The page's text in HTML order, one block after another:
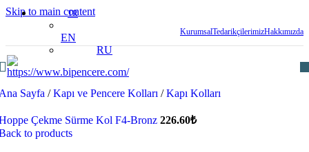
Skip to main content
TR
EN
RU
KurumsalTedarikçilerimizHakkımızda
Sayfa / Kapı ve Pencere Kolları / Kapı Kolları
Çekme Sürme Kol F4-Bronz 226.60₺
to products